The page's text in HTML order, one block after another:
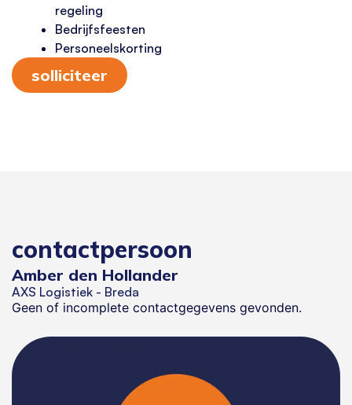
regeling
Bedrijfsfeesten
Personeelskorting
solliciteer
contactpersoon
Amber den Hollander
AXS Logistiek - Breda
Geen of incomplete contactgegevens gevonden.